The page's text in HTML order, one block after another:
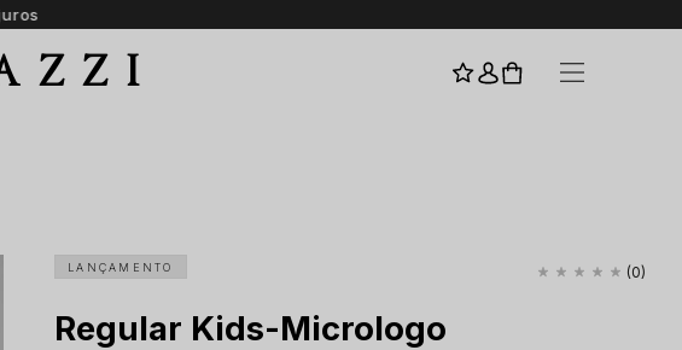
LANÇAMENTO
Regular Kids-Micrologo
(0)